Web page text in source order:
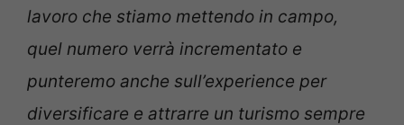
lavoro che stiamo mettendo in campo,
quel numero verrà incrementato e
punteremo anche sull’experience per
diversificare e attrarre un turismo sempre